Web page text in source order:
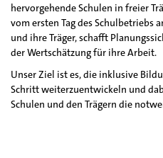
hervorgehende Schulen in freier
vom ersten Tag des Schulbetriebs
und ihre Träger, schafft
der Wertschätzung für ihre Arbeit.
Unser Ziel ist es, die inklusive
Schritt weiterzuentwickeln und
Schulen und den Trägern die